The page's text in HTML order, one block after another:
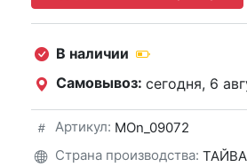
В наличии
Самовывоз: сегодня, 6
Артикул: MOn_09072
Страна производства: